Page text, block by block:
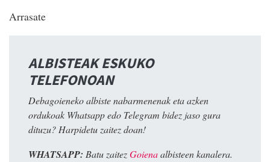
Arrasate
ALBISTEAK ESKUKO
TELEFONOAN
Debagoieneko albiste nabarmenenak eta azken
ordukoak Whatsapp edo Telegram bidez jaso gura
dituzu? Harpidetu zaitez doan!
WHATSAPP: Batu zaitezGoienaalbisteen kanalera.